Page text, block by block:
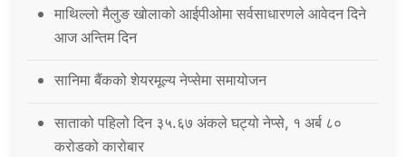
माथिल्लो मैलुङ खोलाको आईपीओमा सर्वसाधारणले आवेदन दिने
आज अन्तिम दिन
सानिमा बैंकको शेयरमूल्य नेप्सेमा समायोजन
साताको पहिलो दिन ३५.६७ अंकले घट्यो नेप्से, १ अर्ब ८०
करोडको कारोबार